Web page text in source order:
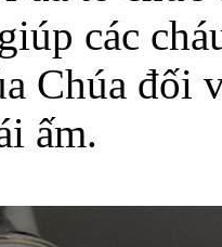
các
Chúa đối
ấm.